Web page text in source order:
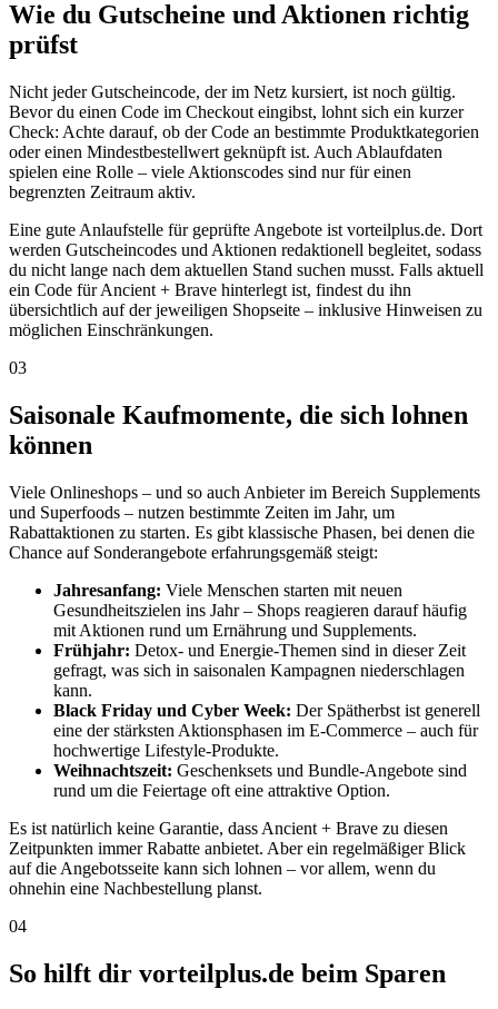
Wie du Gutscheine und Aktionen richtig
prüfst
Nicht jeder Gutscheincode, der im Netz kursiert, ist noch gültig.
Bevor du einen Code im Checkout eingibst, lohnt sich ein kurzer
Check: Achte darauf, ob der Code an bestimmte Produktkategorien
oder einen Mindestbestellwert geknüpft ist. Auch Ablaufdaten
spielen eine Rolle – viele Aktionscodes sind nur für einen
begrenzten Zeitraum aktiv.
Eine gute Anlaufstelle für geprüfte Angebote ist vorteilplus.de. Dort
werden Gutscheincodes und Aktionen redaktionell begleitet, sodass
du nicht lange nach dem aktuellen Stand suchen musst. Falls aktuell
ein Code für Ancient + Brave hinterlegt ist, findest du ihn
übersichtlich auf der jeweiligen Shopseite – inklusive Hinweisen zu
möglichen Einschränkungen.
03
Saisonale Kaufmomente, die sich lohnen
können
Viele Onlineshops – und so auch Anbieter im Bereich Supplements
und Superfoods – nutzen bestimmte Zeiten im Jahr, um
Rabattaktionen zu starten. Es gibt klassische Phasen, bei denen die
Chance auf Sonderangebote erfahrungsgemäß steigt:
Jahresanfang: Viele Menschen starten mit neuen
Gesundheitszielen ins Jahr – Shops reagieren darauf häufig
mit Aktionen rund um Ernährung und Supplements.
Frühjahr: Detox- und Energie-Themen sind in dieser Zeit
gefragt, was sich in saisonalen Kampagnen niederschlagen
kann.
Black Friday und Cyber Week: Der Spätherbst ist generell
eine der stärksten Aktionsphasen im E-Commerce – auch für
hochwertige Lifestyle-Produkte.
Weihnachtszeit: Geschenksets und Bundle-Angebote sind
rund um die Feiertage oft eine attraktive Option.
Es ist natürlich keine Garantie, dass Ancient + Brave zu diesen
Zeitpunkten immer Rabatte anbietet. Aber ein regelmäßiger Blick
auf die Angebotsseite kann sich lohnen – vor allem, wenn du
ohnehin eine Nachbestellung planst.
04
So hilft dir vorteilplus.de beim Sparen